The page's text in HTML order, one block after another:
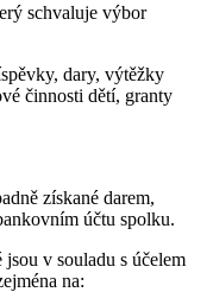
schvaluje výbor
dary, výtěžky
činnosti dětí, granty
získané darem,
účtu spolku.
v souladu s účelem
na: